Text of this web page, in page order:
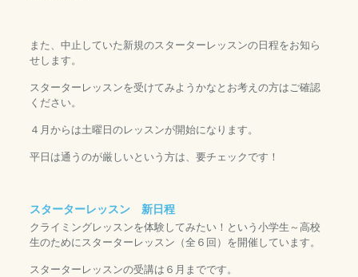
また、中止していた新規のスターターレッスンの日程をお知ら
せします。
スターターレッスンを受けてみようかなとお考えの方はご確認
ください。
４月からは土曜日のレッスンが開始になります。
平日は通うのが厳しいという方は、要チェックです！
スターターレッスン 新日程
クライミングレッスンを体験してみたい！という小学生～高校
生のためにスターターレッスン（全６回）を開催しています。
スターターレッスンの受講は６月までです。